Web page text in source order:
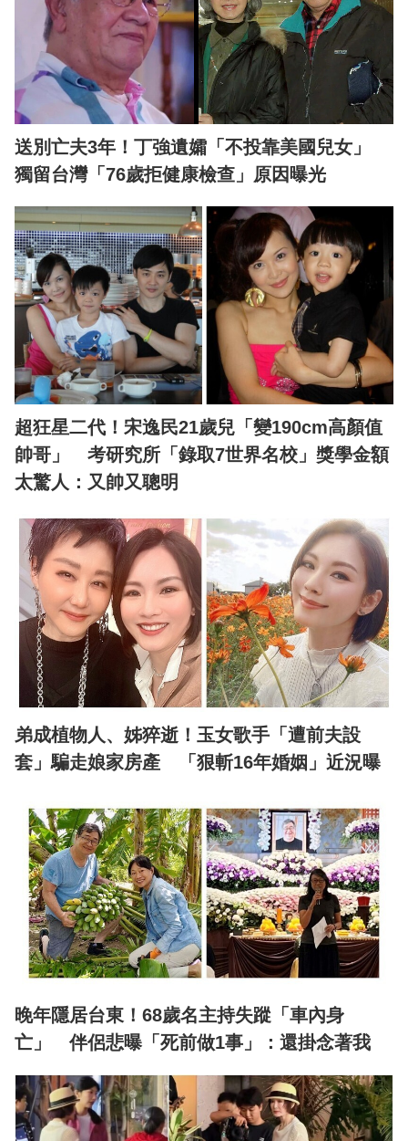
送別亡夫3年！丁強遺孀「不投靠美國兒女」
獨留台灣「76歲拒健康檢查」原因曝光
超狂星二代！宋逸民21歲兒「變190cm高顏值
帥哥」 考研究所「錄取7世界名校」獎學金額
太驚人：又帥又聰明
弟成植物人、姊猝逝！玉女歌手「遭前夫設
套」騙走娘家房產 「狠斬16年婚姻」近況曝
晚年隱居台東！68歲名主持失蹤「車內身
亡」 伴侶悲曝「死前做1事」：還掛念著我